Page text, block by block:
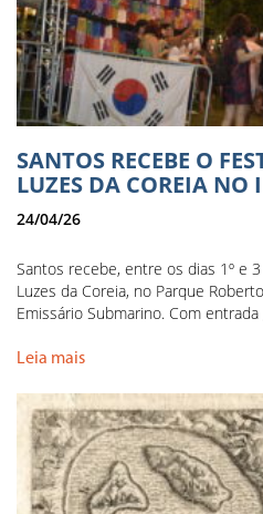
SANTOS RECEBE O
LUZES DA COREIA
24/04/26
Santos recebe, entre os dias 1º e
Luzes da Coreia, no Parque
Emissário Submarino. Com entrada
Leia mais